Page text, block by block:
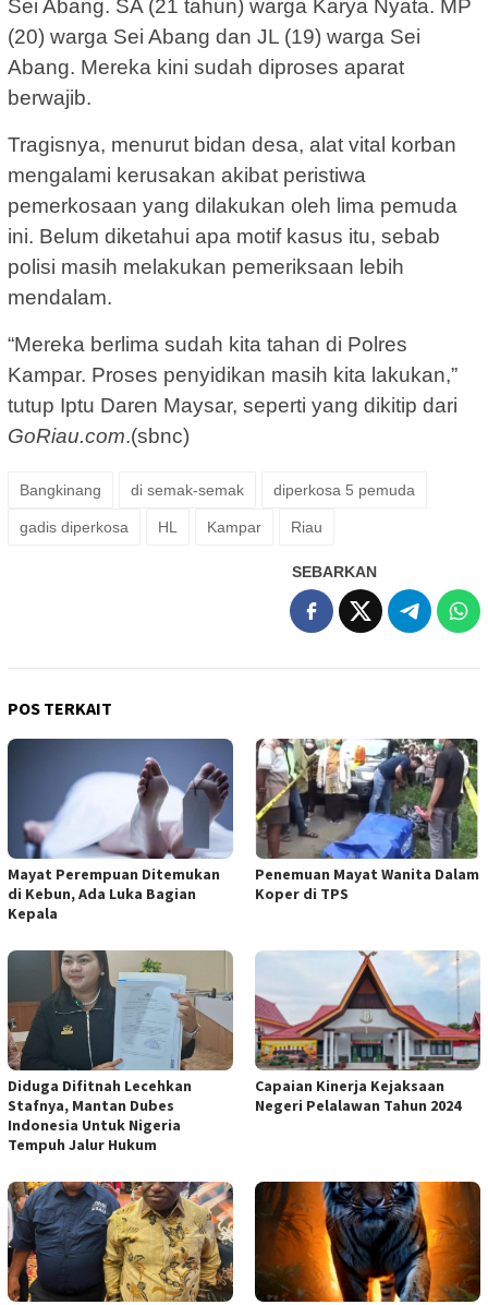
Sei Abang. SA (21 tahun) warga Karya Nyata. MP
(20) warga Sei Abang dan JL (19) warga Sei
Abang. Mereka kini sudah diproses aparat
berwajib.
Tragisnya, menurut bidan desa, alat vital korban
mengalami kerusakan akibat peristiwa
pemerkosaan yang dilakukan oleh lima pemuda
ini. Belum diketahui apa motif kasus itu, sebab
polisi masih melakukan pemeriksaan lebih
mendalam.
“Mereka berlima sudah kita tahan di Polres
Kampar. Proses penyidikan masih kita lakukan,”
tutup Iptu Daren Maysar, seperti yang dikitip dari
GoRiau.com.(sbnc)
Bangkinang di semak-semak diperkosa 5 pemuda
gadis diperkosa HL Kampar Riau
SEBARKAN
POS TERKAIT
Mayat Perempuan Ditemukan
di Kebun, Ada Luka Bagian
Kepala
Penemuan Mayat Wanita Dalam
Koper di TPS
Diduga Difitnah Lecehkan
Stafnya, Mantan Dubes
Indonesia Untuk Nigeria
Tempuh Jalur Hukum
Capaian Kinerja Kejaksaan
Negeri Pelalawan Tahun 2024